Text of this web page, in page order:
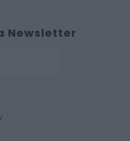
Newsletter